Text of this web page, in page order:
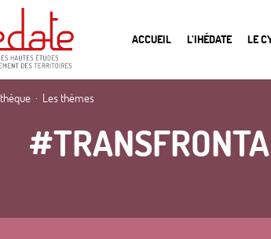
ACCUEIL L’IHÉDATE LE
Les thèmes